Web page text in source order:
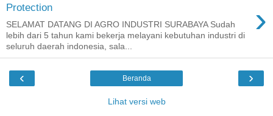
Protection
›
SELAMAT DATANG DI AGRO INDUSTRI SURABAYA Sudah
lebih dari 5 tahun kami bekerja melayani kebutuhan industri di
seluruh daerah indonesia, sala...
‹ ›
Beranda
Lihat versi web